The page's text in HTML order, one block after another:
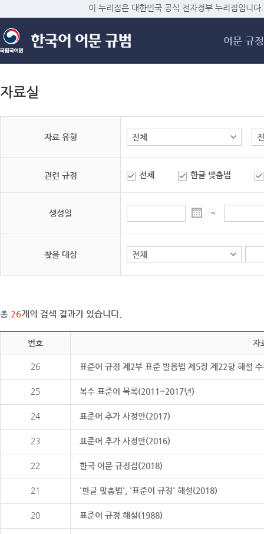
메
이 누리집은 대한민국 공식 전자정부 누리집입니다.
어문 규정
자료실
자료 유형
관련 규정 전체 한글 맞춤법
생성일 ~
찾을 대상
총 26개의 검색 결과가 있습니다.
번호 자
26 표준어 규정 제2부 표준 발음법 제5장 제22항 해설
25 복수 표준어 목록(2011~2017년)
24 표준어 추가 사정안(2017)
23 표준어 추가 사정안(2016)
22 한국 어문 규정집(2018)
21 '한글 맞춤법', '표준어 규정' 해설(2018)
20 표준어 규정 해설(1988)